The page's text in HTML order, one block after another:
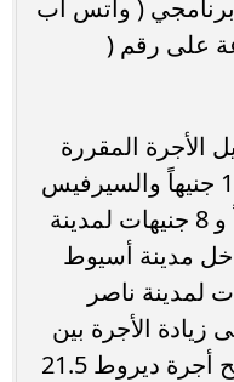
( واتس آب
) على مدار 24 ساعة على رقم (
الأجرة المقررة
لسيارات التاكسي لتصبح 13.5 جنيهاً والسيرفيس
داخل مدينة أسيوط 4.5 جنيهاً و 8 جنيهات لمدينة
مدينة أسيوط
و 8.5 جنيهات لمدينة ناصر
زيادة الأجرة بين
مدينة أسيوط ومراكزها لتصبح أجرة ديروط 21.5